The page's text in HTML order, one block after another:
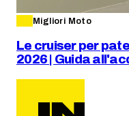
Migliori Moto
Le cruiser per
2026 | Guida